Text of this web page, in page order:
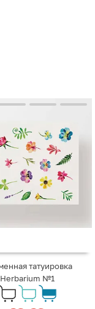
татуировка
Herbarium №1